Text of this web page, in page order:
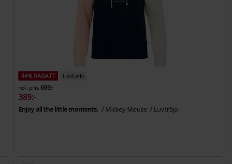
44% RABATT
Exklusiv
rek-pris 699:-
389:-
Enjoy all the little moments. Mickey Mouse Luvtröja